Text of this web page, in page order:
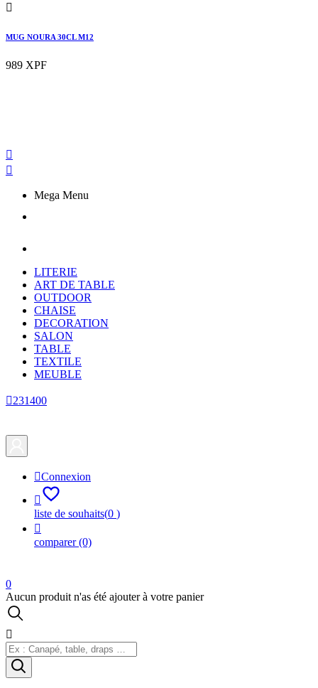

MUG NOURA 30CL M12
989 XPF


Mega Menu
LITERIE
ART DE TABLE
OUTDOOR
CHAISE
DECORATION
SALON
TABLE
TEXTILE
MEUBLE
231400
Connexion

liste de souhaits(0 )

comparer(0)
0
Aucun produit n'as été ajouter à votre panier
